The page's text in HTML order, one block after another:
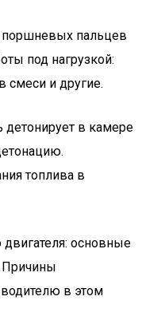
поршневых пальцев
под нагрузкой:
смеси и другие.
в камере
топлива в
основные
Причины
водителю в этом